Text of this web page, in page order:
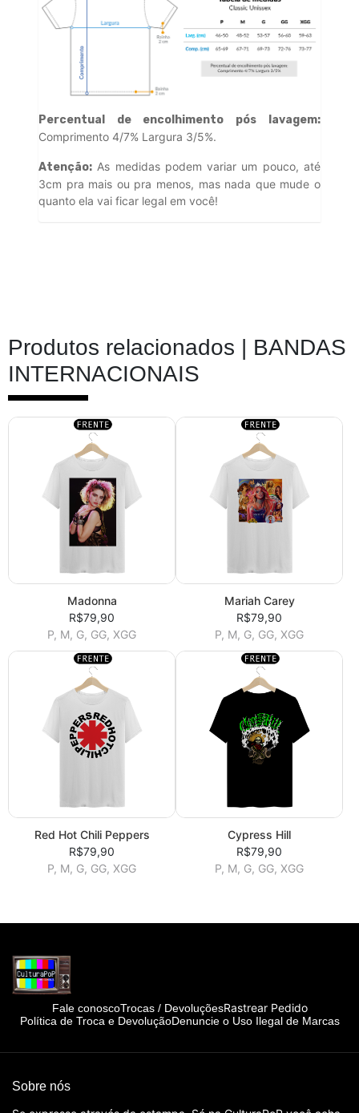
Percentual de encolhimento pós lavagem:
Comprimento 4/7% Largura 3/5%.
Atenção: As medidas podem variar um pouco, até
3cm pra mais ou pra menos, mas nada que mude o
quanto ela vai ficar legal em você!
Produtos relacionados | BANDAS
INTERNACIONAIS
Madonna
R$79,90
P, M, G, GG, XGG
Mariah Carey
R$79,90
P, M, G, GG, XGG
Red Hot Chili Peppers
R$79,90
P, M, G, GG, XGG
Cypress Hill
R$79,90
P, M, G, GG, XGG
Fale conoscoTrocas / DevoluçõesRastrear Pedido
Política de Troca e DevoluçãoDenuncie o Uso Ilegal de Marcas
Sobre nós